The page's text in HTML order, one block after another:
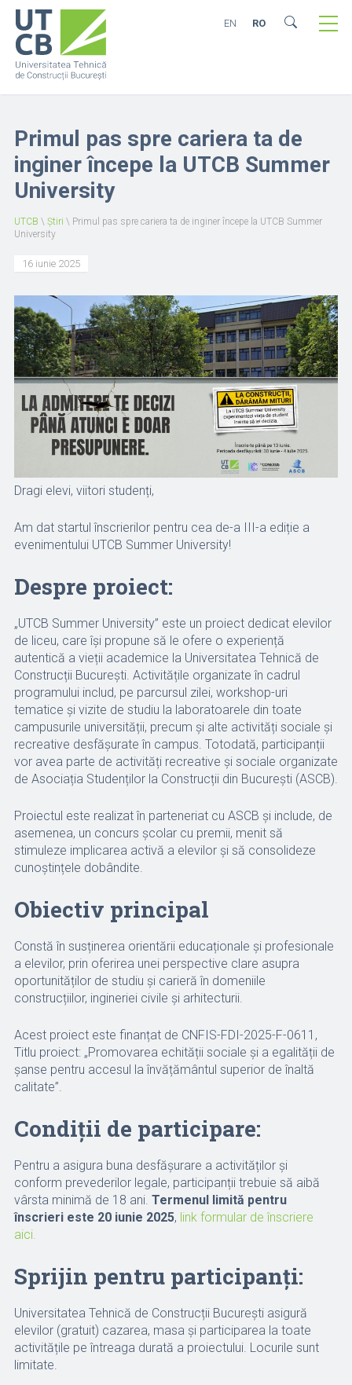
EN RO
Primul pas spre cariera ta de
inginer începe la UTCB Summer
University
UTCB \ Știri \ Primul pas spre cariera ta de inginer începe la UTCB Summer
University
16 iunie 2025
Dragi elevi, viitori studenți,
Am dat startul înscrierilor pentru cea de-a III-a ediție a
evenimentului UTCB Summer University!
Despre proiect:
„UTCB Summer University” este un proiect dedicat elevilor
de liceu, care își propune să le ofere o experiență
autentică a vieții academice la Universitatea Tehnică de
Construcții București. Activitățile organizate în cadrul
programului includ, pe parcursul zilei, workshop-uri
tematice și vizite de studiu la laboratoarele din toate
campusurile universității, precum și alte activități sociale și
recreative desfășurate în campus. Totodată, participanții
vor avea parte de activități recreative și sociale organizate
de Asociația Studenților la Construcții din București (ASCB).
Proiectul este realizat în parteneriat cu ASCB și include, de
asemenea, un concurs școlar cu premii, menit să
stimuleze implicarea activă a elevilor și să consolideze
cunoștințele dobândite.
Obiectiv principal
Constă în susținerea orientării educaționale și profesionale
a elevilor, prin oferirea unei perspective clare asupra
oportunităților de studiu și carieră în domeniile
construcțiilor, ingineriei civile și arhitecturii.
Acest proiect este finanțat de CNFIS-FDI-2025-F-0611,
Titlu proiect: „Promovarea echității sociale și a egalității de
șanse pentru accesul la învățământul superior de înaltă
calitate”.
Condiții de participare:
Pentru a asigura buna desfășurare a activităților și
conform prevederilor legale, participanții trebuie să aibă
vârsta minimă de 18 ani. Termenul limită pentru
înscrieri este 20 iunie 2025, link formular de înscriere
aici.
Sprijin pentru participanți:
Universitatea Tehnică de Construcții București asigură
elevilor (gratuit) cazarea, masa și participarea la toate
activitățile pe întreaga durată a proiectului. Locurile sunt
limitate.